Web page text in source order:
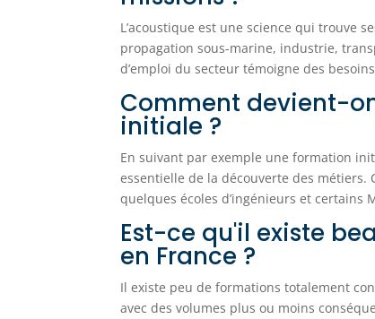
L’acoustique est une science qui trouve
propagation sous-marine, industrie,
d’emploi du secteur témoigne des
Comment devient-
initiale ?
En suivant par exemple une formation
essentielle de la découverte des métiers.
quelques écoles d’ingénieurs et certains
Est-ce qu'il existe
en France ?
Il existe peu de formations totalement
avec des volumes plus ou moins